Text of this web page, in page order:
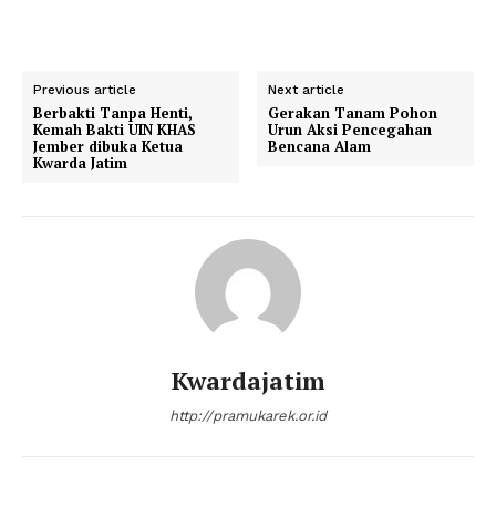
Previous article
Berbakti Tanpa Henti,
Kemah Bakti UIN KHAS
Jember dibuka Ketua
Kwarda Jatim
Next article
Gerakan Tanam Pohon
Urun Aksi Pencegahan
Bencana Alam
Kwardajatim
http://pramukarek.or.id